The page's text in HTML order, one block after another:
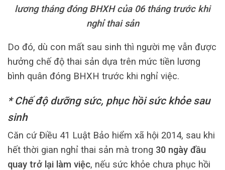
lương tháng đóng BHXH của 06 tháng trước khi
nghỉ thai sản
Do đó, dù con mất sau sinh thì người mẹ vẫn được
hưởng chế độ thai sản dựa trên mức tiền lương
bình quân đóng BHXH trước khi nghỉ việc.
* Chế độ dưỡng sức, phục hồi sức khỏe sau
sinh
Căn cứ Điều 41 Luật Bảo hiểm xã hội 2014, sau khi
hết thời gian nghỉ thai sản mà trong 30 ngày đầu
quay trở lại làm việc, nếu sức khỏe chưa phục hồi